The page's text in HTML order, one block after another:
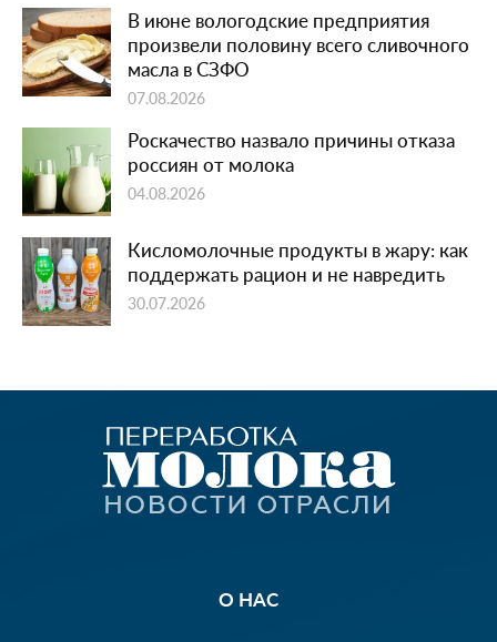
В июне вологодские предприятия
произвели половину всего сливочного
масла в СЗФО
07.08.2026
Роскачество назвало причины отказа
россиян от молока
04.08.2026
Кисломолочные продукты в жару: как
поддержать рацион и не навредить
30.07.2026
О НАС